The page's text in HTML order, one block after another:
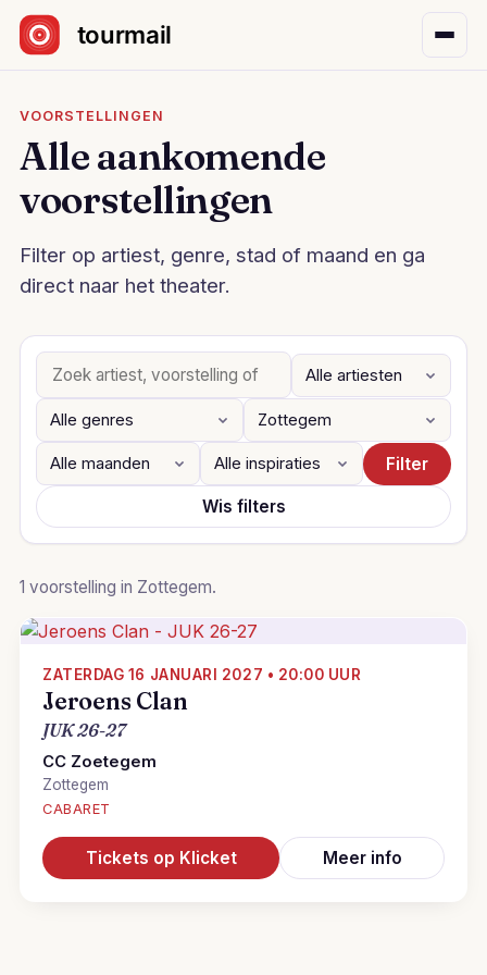
Sla navigatie over
VOORSTELLINGEN
Alle aankomende
voorstellingen
Filter op artiest, genre, stad of maand en ga
direct naar het theater.
Filter
Wis filters
1 voorstelling in Zottegem.
ZATERDAG 16 JANUARI 2027 • 20:00 UUR
Jeroens Clan
JUK 26-27
CC Zoetegem
Zottegem
CABARET
Tickets op Klicket Meer info